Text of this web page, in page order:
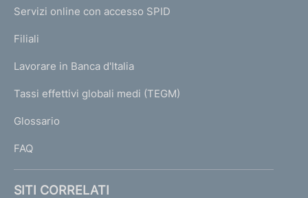
e
a
g
N
K
T
I
I
Servizi online con accesso SPID
Filiali
Lavorare in Banca d'Italia
Tassi effettivi globali medi (TEGM)
Glossario
FAQ
SITI CORRELATI